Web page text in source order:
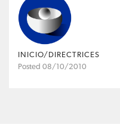
INICIO/DIRECTRICES
Posted 08/10/2010